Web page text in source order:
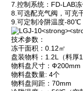
7.控制系统：FD-LAB
8.可选配充气阀，可充
9.可定制冷阱温度-80℃
技术参数：
冻干面积：0.12㎡
盘装物料：1.2L（料厚
物料盘尺寸：Ф200mm
物料盘数量: 4个
物料盘间距：70mm